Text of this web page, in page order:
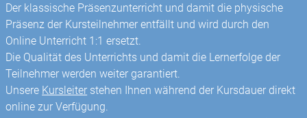
Der klassische Präsenzunterricht und damit die physische
Präsenz der Kursteilnehmer entfällt und wird durch den
Online Unterricht 1:1 ersetzt.
Die Qualität des Unterrichts und damit die Lernerfolge der
Teilnehmer werden weiter garantiert.
Unsere Kursleiter stehen Ihnen während der Kursdauer direkt
online zur Verfügung.